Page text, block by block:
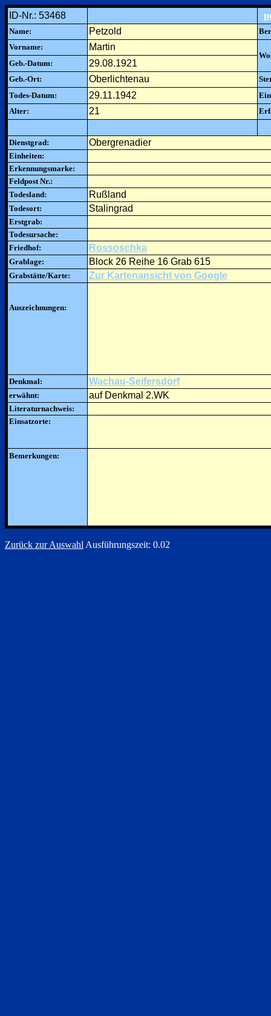
ID-Nr.: 53468
Name: Petzold
Vorname:
Martin
Geb.-Datum:
29.08.1921
Geb.-Ort: Oberlichtenau
Todes-Datum:
29.11.1942
Alter:
21
Dienstgrad: Obergrenadier
Einheiten:
Erkennungsmarke:
Feldpost Nr.:
Todesland:
Rußland
Todesort: Stalingrad
Erstgrab:
Todesursache:
Friedhof:
Rossoschka
Grablage: Block 26 Reihe 16 Grab 615
Grabstätte/Karte: Zur Kartenansicht von Google
Auszeichnungen:
Denkmal: Wachau-Seifersdorf
erwähnt: auf Denkmal 2.WK
Literaturnachweis:
Einsatzorte:
Bemerkungen:
Zurück zur Auswahl Ausführungszeit: 0.02